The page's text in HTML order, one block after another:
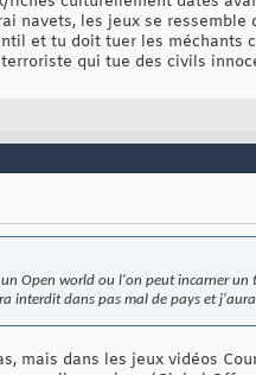
navets, les jeux se
et tu doit tuer les méchants
qui tue des civils
Open world ou l'on peut incarner un
interdit dans pas mal de pays et
mais dans les jeux vidéos